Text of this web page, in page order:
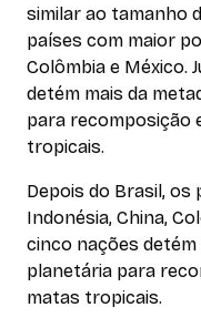
similar ao tamanho
países com maior
Colômbia e México.
detém mais da
para recomposição
tropicais.
Depois do Brasil,
Indonésia, China,
cinco nações detém
planetária para
matas tropicais.